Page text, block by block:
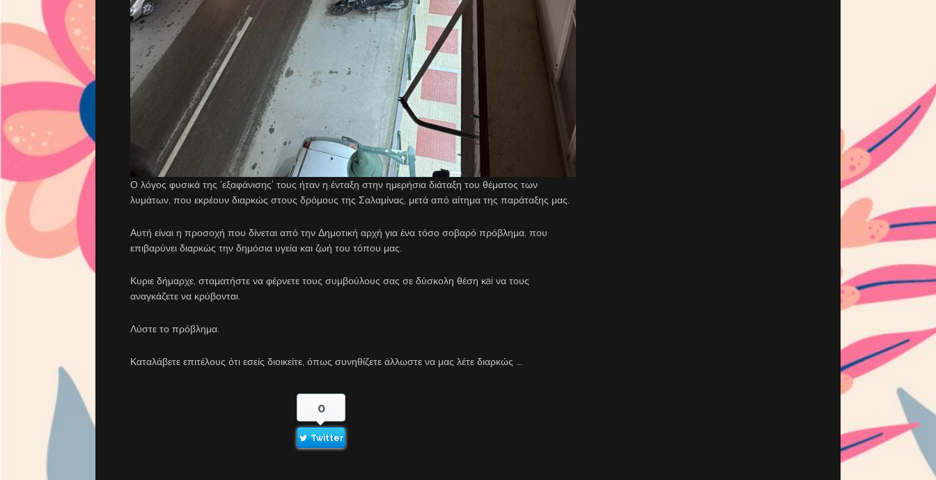
Ο λόγος φυσικά της ‘εξαφάνισης’ τους ήταν η ένταξη στην ημερήσια διάταξη του θέματος των
λυμάτων, που εκρέουν διαρκώς στους δρόμους της Σαλαμίνας, μετά από αίτημα της παράταξης μας.
Αυτή είναι η προσοχή που δίνεται από την Δημοτική αρχή για ένα τόσο σοβαρό πρόβλημα, που
επιβαρύνει διαρκώς την δημόσια υγεία και ζωή του τόπου μας.
Κυριε δήμαρχε, σταματήστε να φέρνετε τους συμβούλους σας σε δύσκολη θέση κai να τους
αναγκάζετε να κρύβονται.
Λύστε το πρόβλημα.
Καταλάβετε επιτέλους ότι εσείς διοικείτε, όπως συνηθίζετε άλλωστε να μας λέτε διαρκώς ….
0
Twitter